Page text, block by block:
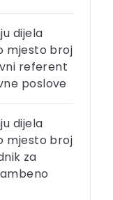
dijela
mjesto broj
referent
poslove
dijela
mjesto broj
za